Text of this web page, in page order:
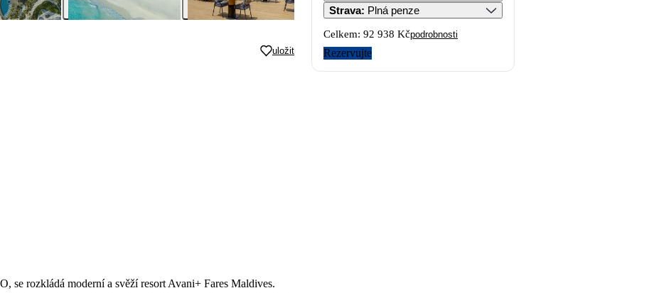
uložit
se rozkládá moderní a svěží resort Avani+ Fares Maldives.
Strava: Plná penze
Celkem: 92 938 Kčpodrobnosti
Rezervujte